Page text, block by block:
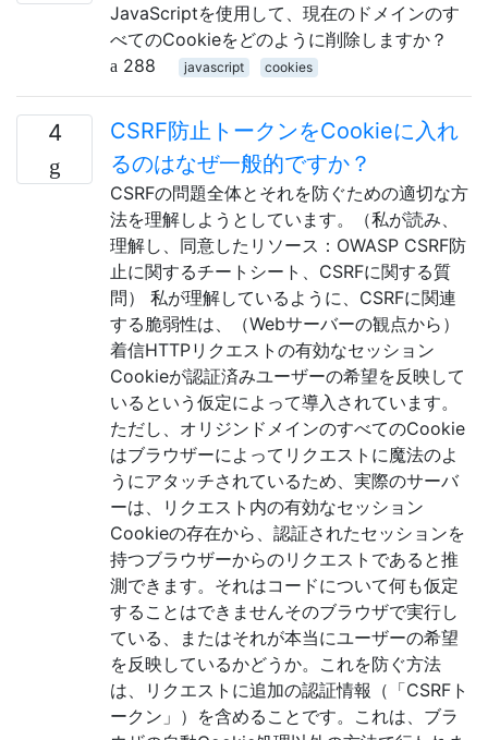
JavaScriptを使用して、現在のドメインのす
べてのCookieをどのように削除しますか？
288
javascript cookies
4
CSRF防止トークンをCookieに入れ
るのはなぜ一般的ですか？
CSRFの問題全体とそれを防ぐための適切な方
法を理解しようとしています。（私が読み、
理解し、同意したリソース：OWASP CSRF防
止に関するチートシート、CSRFに関する質
問） 私が理解しているように、CSRFに関連
する脆弱性は、（Webサーバーの観点から）
着信HTTPリクエストの有効なセッション
Cookieが認証済みユーザーの希望を反映して
いるという仮定によって導入されています。
ただし、オリジンドメインのすべてのCookie
はブラウザーによってリクエストに魔法のよ
うにアタッチされているため、実際のサーバ
ーは、リクエスト内の有効なセッション
Cookieの存在から、認証されたセッションを
持つブラウザーからのリクエストであると推
測できます。それはコードについて何も仮定
することはできませんそのブラウザで実行し
ている、またはそれが本当にユーザーの希望
を反映しているかどうか。これを防ぐ方法
は、リクエストに追加の認証情報（「CSRFト
ークン」）を含めることです。これは、ブラ